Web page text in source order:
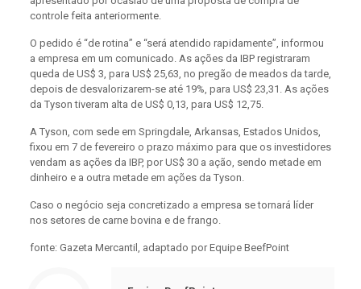
controle feita anteriormente.
O pedido é “de rotina” e “será atendido rapidamente”, informou
a empresa em um comunicado. As ações da IBP registraram
queda de US$ 3, para US$ 25,63, no pregão de meados da tarde,
depois de desvalorizarem-se até 19%, para US$ 23,31. As ações
da Tyson tiveram alta de US$ 0,13, para US$ 12,75.
A Tyson, com sede em Springdale, Arkansas, Estados Unidos,
fixou em 7 de fevereiro o prazo máximo para que os investidores
vendam as ações da IBP, por US$ 30 a ação, sendo metade em
dinheiro e a outra metade em ações da Tyson.
Caso o negócio seja concretizado a empresa se tornará líder
nos setores de carne bovina e de frango.
fonte: Gazeta Mercantil, adaptado por Equipe BeefPoint